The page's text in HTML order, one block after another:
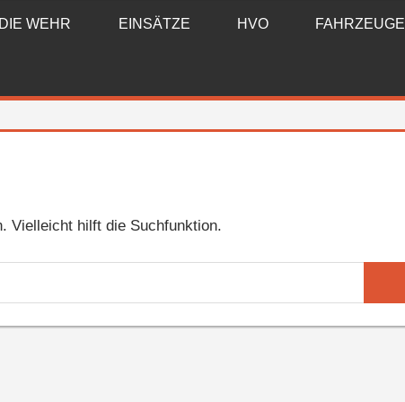
WEHR EINSÄTZE HVO FAHRZEUGE
Vielleicht hilft die Suchfunktion.